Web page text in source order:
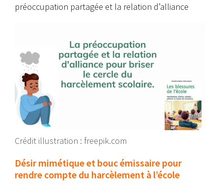
préoccupation partagée et la relation d’alliance
Crédit illustration : freepik.com
Désir mimétique et bouc émissaire pour
rendre compte du harcèlement à l’école